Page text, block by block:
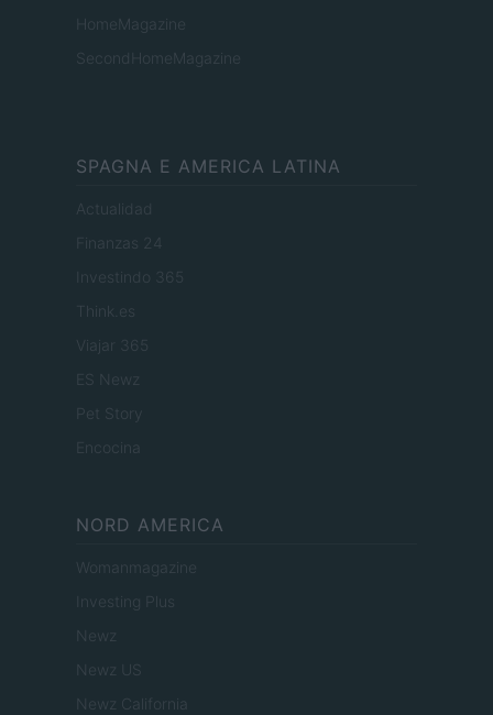
HomeMagazine
SecondHomeMagazine
SPAGNA E AMERICA LATINA
Actualidad
Finanzas 24
Investindo 365
Think.es
Viajar 365
ES Newz
Pet Story
Encocina
NORD AMERICA
Womanmagazine
Investing Plus
Newz
Newz US
Newz California